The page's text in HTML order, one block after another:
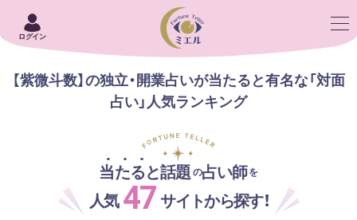
ログイン
【紫微斗数】の独立・開業占いが当たると有名な「対面
占い」人気ランキング
当たると話題の占い師を
人気47サイトから探す！